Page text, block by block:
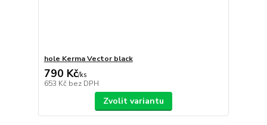
hole Kerma Vector black
790 Kč/ks
653 Kč bez DPH
Zvolit variantu